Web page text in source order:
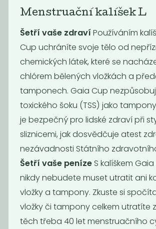
Směs na
karbanátky s
čočkou a...
249Kč
99,60
brčko
32Kč
Akce -49% Akce
Menstruační kalíšek L
Šetří vaše zdraví Používáním
Cup uchráníte svoje tělo od
chemických látek, které se
chlórem bělených vložkách a
tamponech. Gaia Cup
toxického šoku (TSS) jako
je bezpečný pro lidské zdraví při
sliznicemi, jak dosvědčuje atest
nezávadnosti Státního
Šetří vaše penízeS kalíškem
nikdy nebudete muset utratit ani
vložky a tampony. Zkuste si
vložky či tampony celkem utratíte
těch třeba 40 let menstruačního